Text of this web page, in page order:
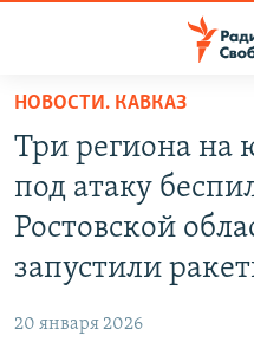
упрощенного
доступа
основному
содержанию
Вернутся
ПОДКАСТЫ
АВТОРСКИЕ ПРОЕКТЫ
КУЛЬТУРА
НОВОСТИ. КАВКАЗ
Три региона на
под атаку
Ростовской
запустили
20 января 2026